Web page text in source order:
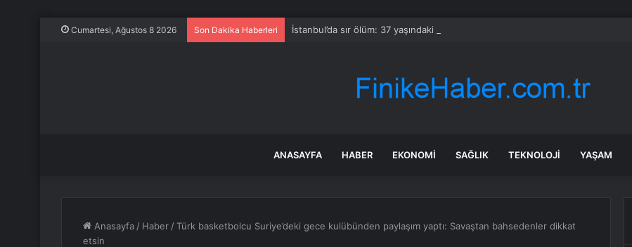
Cumartesi, Ağustos 8 2026 Son Dakika Haberleri İstanbul’da sır ölüm: 37 yaşındaki kadın savcının evinde ölü bulundu!
ANASAYFA HABER EKONOMI SAĞLIK TEKNOLOJI YAŞAM
Anasayfa / Haber /Türk basketbolcu Suriye’deki gece kulübünden paylaşım yaptı: Savaştan bahsedenler dikkat
etsin